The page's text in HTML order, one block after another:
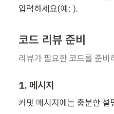
입력하세요(예: ).
코드 리뷰 준비
리뷰가 필요한 코드를 준비
1. 메시지
커밋 메시지에는 충분한 설